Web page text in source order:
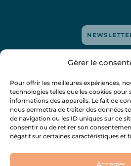
Gérer le
Pour offrir les meilleures expériences,
technologies telles que les cookies pour
informations des appareils. Le fait de
nous permettra de traiter des données
de navigation ou les ID uniques sur ce
consentir ou de retirer son
négatif sur certaines caractéristiques et
Accepter
Mentions légales - Protection des